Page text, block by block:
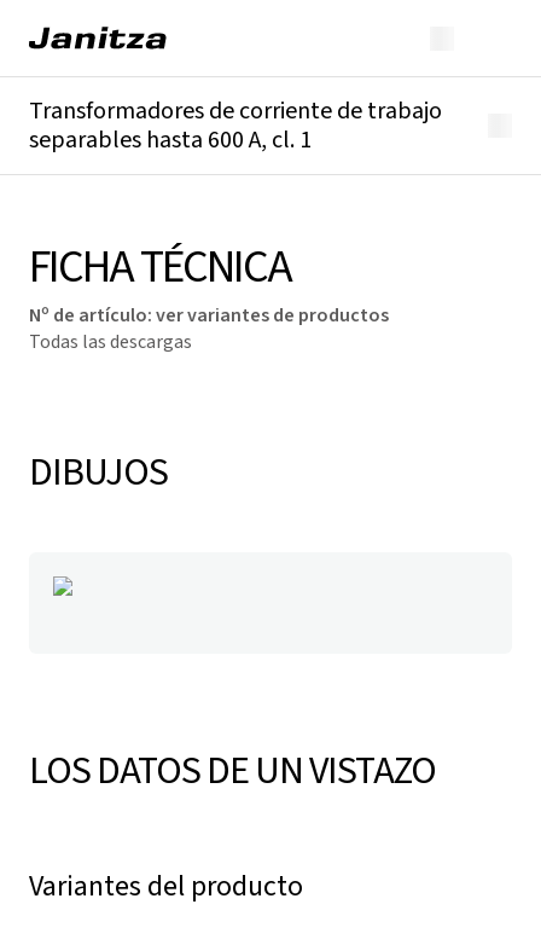
Transformadores de corriente de trabajo
separables hasta 600 A, cl. 1
FICHA TÉCNICA
Nº de artículo:ver variantes de productos
Todas las descargas
DIBUJOS
LOS DATOS DE UN VISTAZO
Variantes del producto